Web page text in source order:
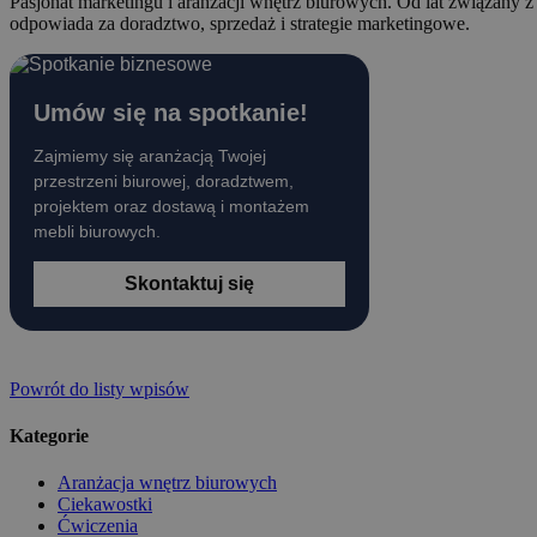
odpowiada za doradztwo, sprzedaż i strategie marketingowe.
Umów się na spotkanie!
Zajmiemy się aranżacją Twojej
przestrzeni biurowej, doradztwem,
projektem oraz dostawą i montażem
mebli biurowych.
Skontaktuj się
Powrót do listy wpisów
Kategorie
Aranżacja wnętrz biurowych
Ciekawostki
Ćwiczenia